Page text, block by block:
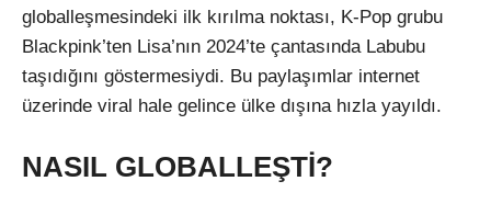
globalleşmesindeki ilk kırılma noktası, K-Pop grubu
Blackpink’ten Lisa’nın 2024’te çantasında Labubu
taşıdığını göstermesiydi. Bu paylaşımlar internet
üzerinde viral hale gelince ülke dışına hızla yayıldı.
NASIL GLOBALLEŞTİ?